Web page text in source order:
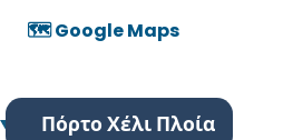
🗺️ Google Maps
Πόρτο Χέλι Πλοία